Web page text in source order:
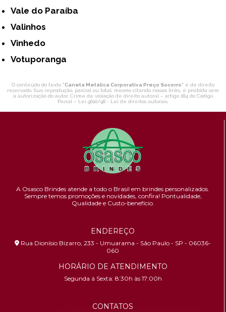
Vale do Paraíba
Valinhos
Vinhedo
Votuporanga
O conteúdo do texto "Caneta Metálica Corporativa Preço Socorro" é de direito
reservado. Sua reprodução, parcial ou total, mesmo citando nossos links, é proibida sem
a autorização do autor. Crime de violação de direito autoral – artigo 184 do Código
Penal – Lei 9610/98 - Lei de direitos autorais
A Osasco Brindes atende a todo o Brasil em brindes personalizados.
Sempre temos promoções e novidades, confira! Pontualidade,
Qualidade e Custo-benefício.
ENDEREÇO
Rua Dionísio Bizarro, 233 - Umuarama - São Paulo - SP - 06036-
060
HORÁRIO DE ATENDIMENTO
Segunda à Sexta: 8:30h às 17:00h
CONTATOS